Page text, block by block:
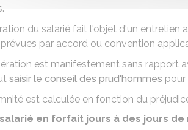
du salarié fait l'objet d'un entretien
par accord ou convention
est manifestement sans rapport
saisir le conseil des prud'hommes pour
est calculée en fonction du
en forfait jours à des jours